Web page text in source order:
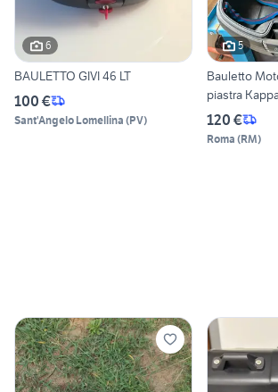
6
BAULETTO GIVI 46 LT
100 €
Sant'Angelo Lomellina (PV)
5
Bauletto
piastra
120 €
Roma (RM)